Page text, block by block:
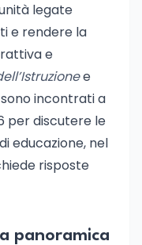
legate
e rendere la
e
e
incontrati a
per discutere le
educazione, nel
risposte
panoramica